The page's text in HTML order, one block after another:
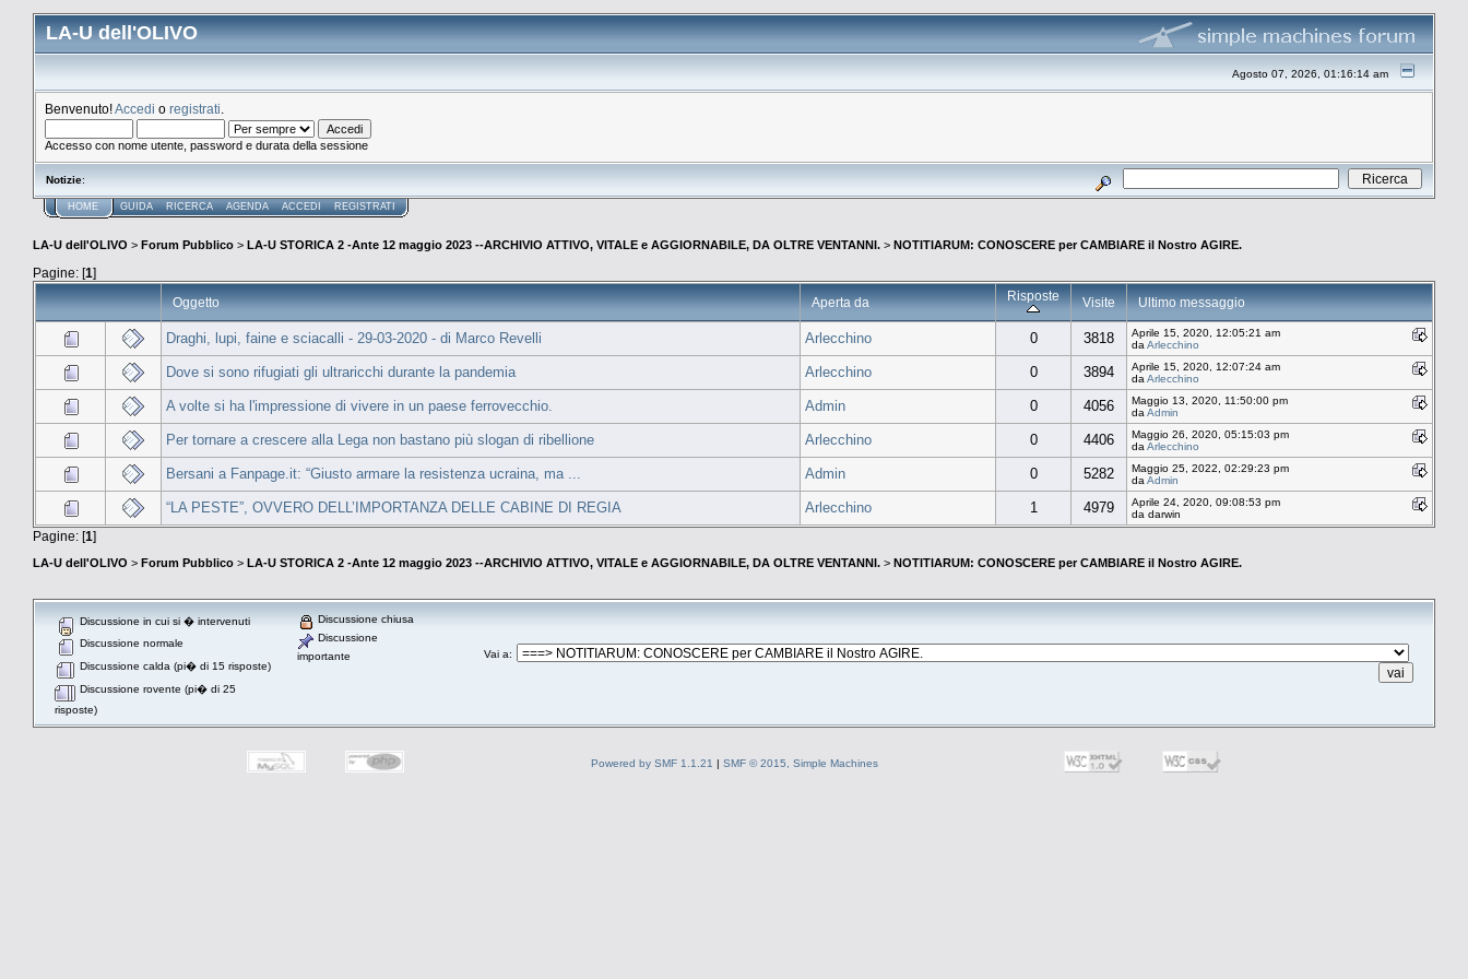
LA-U dell'OLIVO
Agosto 07, 2026, 01:16:14 am
Benvenuto!Accedi o registrati
Accesso con nome utente, password e durata della sessione
Notizie:
HOME GUIDA RICERCA AGENDA ACCEDI REGISTRATI
LA-U dell'OLIVO > Forum Pubblico > LA-U STORICA 2 -Ante 12 maggio 2023 --ARCHIVIO ATTIVO, VITALE e AGGIORNABILE, DA OLTRE VENTANNI. > NOTITIARUM: CONOSCERE per CAMBIARE il Nostro AGIRE.
Pagine: [1]
Oggetto Aperta da Risposte Visite Ultimo messaggio
Draghi, lupi, faine e sciacalli - 29-03-2020 - di Marco Revelli Arlecchino 0 3818
Aprile 15, 2020, 12:05:21 am
da Arlecchino
Dove si sono rifugiati gli ultraricchi durante la pandemia Arlecchino 0 3894
Aprile 15, 2020, 12:07:24 am
da Arlecchino
A volte si ha l'impressione di vivere in un paese ferrovecchio. Admin 0 4056
Maggio 13, 2020, 11:50:00 pm
da Admin
Per tornare a crescere alla Lega non bastano più slogan di ribellione Arlecchino 0 4406
Maggio 26, 2020, 05:15:03 pm
da Arlecchino
Bersani a Fanpage.it: “Giusto armare la resistenza ucraina, ma ... Admin 0 5282
Maggio 25, 2022, 02:29:23 pm
da Admin
“LA PESTE”, OVVERO DELL’IMPORTANZA DELLE CABINE DI REGIA Arlecchino 1 4979
Aprile 24, 2020, 09:08:53 pm
da darwin
Pagine: [1]
LA-U dell'OLIVO > Forum Pubblico > LA-U STORICA 2 -Ante 12 maggio 2023 --ARCHIVIO ATTIVO, VITALE e AGGIORNABILE, DA OLTRE VENTANNI. > NOTITIARUM: CONOSCERE per CAMBIARE il Nostro AGIRE.
Discussione in cui si � intervenuti
Discussione normale
Discussione calda (pi� di 15 risposte)
Discussione rovente (pi� di 25
risposte)
Discussione chiusa
Discussione
importante
Vai a:
Powered by SMF 1.1.21 | SMF © 2015, Simple Machines